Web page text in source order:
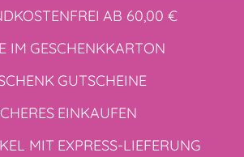
AB 60,00 €
IM GESCHENKKARTON
GUTSCHEINE
EINKAUFEN
MIT EXPRESS-LIEFERUNG